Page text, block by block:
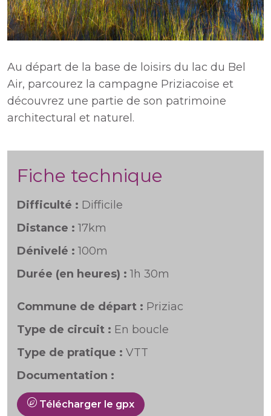
Au départ de la base de loisirs du lac du Bel
Air, parcourez la campagne Priziacoise et
découvrez une partie de son patrimoine
architectural et naturel.
Fiche technique
Difficulté : Difficile
Distance : 17km
Dénivelé : 100m
Durée (en heures) : 1h 30m
Commune de départ : Priziac
Type de circuit : En boucle
Type de pratique : VTT
Documentation :
Télécharger le gpx